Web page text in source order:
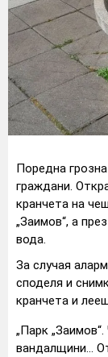
Поредна
граждани.
кранчета на
„Заимов“, а
вода.
За случая
споделя и
кранчета и
„Парк
вандалщини...